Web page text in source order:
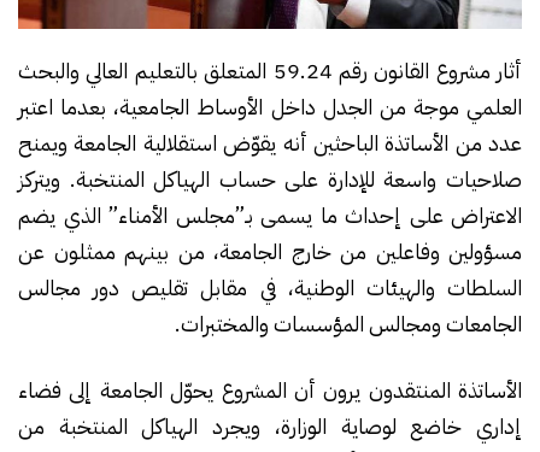
أثار مشروع القانون رقم 59.24 المتعلق بالتعليم العالي والبحث
العلمي موجة من الجدل داخل الأوساط الجامعية، بعدما اعتبر
عدد من الأساتذة الباحثين أنه يقوّض استقلالية الجامعة ويمنح
صلاحيات واسعة للإدارة على حساب الهياكل المنتخبة. ويتركز
الاعتراض على إحداث ما يسمى بـ”مجلس الأمناء” الذي يضم
مسؤولين وفاعلين من خارج الجامعة، من بينهم ممثلون عن
السلطات والهيئات الوطنية، في مقابل تقليص دور مجالس
الجامعات ومجالس المؤسسات والمختبرات.
الأساتذة المنتقدون يرون أن المشروع يحوّل الجامعة إلى فضاء
إداري خاضع لوصاية الوزارة، ويجرد الهياكل المنتخبة من